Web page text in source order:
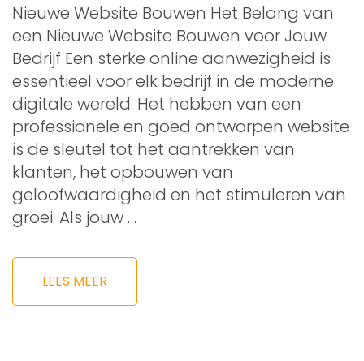
Nieuwe Website Bouwen Het Belang van
een Nieuwe Website Bouwen voor Jouw
Bedrijf Een sterke online aanwezigheid is
essentieel voor elk bedrijf in de moderne
digitale wereld. Het hebben van een
professionele en goed ontworpen website
is de sleutel tot het aantrekken van
klanten, het opbouwen van
geloofwaardigheid en het stimuleren van
groei. Als jouw …
LEES MEER